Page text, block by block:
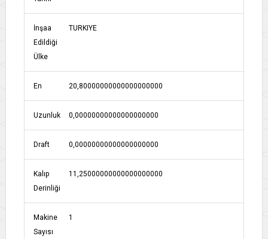
İnşaa
Edildiği
Ülke
TURKIYE
En 20,80000000000000000000
Uzunluk 0,00000000000000000000
Draft 0,00000000000000000000
Kalıp
Derinliği
11,25000000000000000000
Makine
Sayısı
1